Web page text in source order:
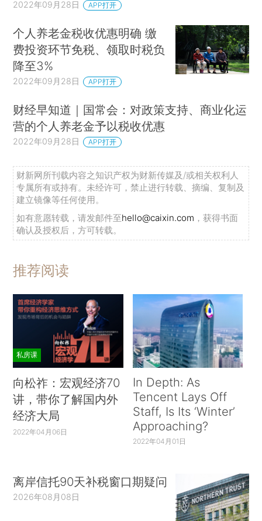
2022年09月28日 APP打开
个人养老金税收优惠明确 缴
费投资环节免税、领取时税负
降至3%
2022年09月28日 APP打开
财经早知道｜国常会：对政策支持、商业化运
营的个人养老金予以税收优惠
2022年09月28日 APP打开
财新网所刊载内容之知识产权为财新传媒及/或相关权利人
专属所有或持有。未经许可，禁止进行转载、摘编、复制及
建立镜像等任何使用。
如有意愿转载，请发邮件至hello@caixin.com ，获得书面
确认及授权后，方可转载。
推荐阅读
私房课
向松祚：宏观经济70
讲，带你了解国内外
经济大局
2022年04月06日
In Depth: As
Tencent Lays Off
Staff, Is Its ‘Winter’
Approaching?
2022年04月01日
离岸信托90天补税窗口期疑问
2026年08月08日